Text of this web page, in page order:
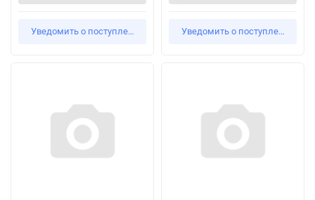
Уведомить о поступлении Уведомить о поступлении